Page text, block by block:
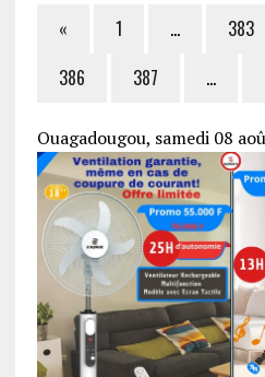
« 1 … 383
386
387 …
Ouagadougou, samedi 08